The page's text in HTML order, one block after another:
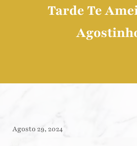
Tarde Te
Agosto 29, 2024